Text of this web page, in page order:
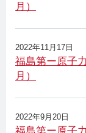
月）
2022年11月17日
福島第ー原子
月）
2022年9月20日